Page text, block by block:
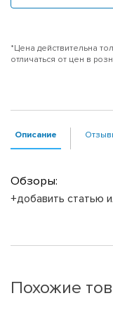
*Цена действительна
отличаться от цен в
Описание
Обзоры:
+добавить статью
Похожие